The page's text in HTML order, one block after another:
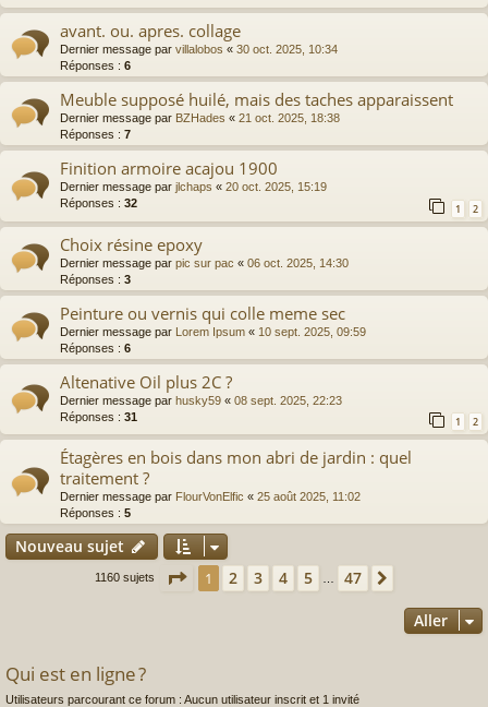
avant. ou. apres. collage
Dernier message par villalobos « 30 oct. 2025, 10:34
Réponses : 6
Meuble supposé huilé, mais des taches apparaissent
Dernier message par BZHades « 21 oct. 2025, 18:38
Réponses : 7
Finition armoire acajou 1900
Dernier message par jlchaps « 20 oct. 2025, 15:19
Réponses : 32 1 2
Choix résine epoxy
Dernier message par pic sur pac « 06 oct. 2025, 14:30
Réponses : 3
Peinture ou vernis qui colle meme sec
Dernier message par Lorem Ipsum « 10 sept. 2025, 09:59
Réponses : 6
Altenative Oil plus 2C ?
Dernier message par husky59 « 08 sept. 2025, 22:23
Réponses : 31 1 2
Étagères en bois dans mon abri de jardin : quel
traitement ?
Dernier message par FlourVonElfic « 25 août 2025, 11:02
Réponses : 5
Nouveau sujet
1160 sujets Page 1sur 47
1 2 3 4 5 47
Aller
Qui est en ligne ?
Utilisateurs parcourant ce forum : Aucun utilisateur inscrit et 1 invité